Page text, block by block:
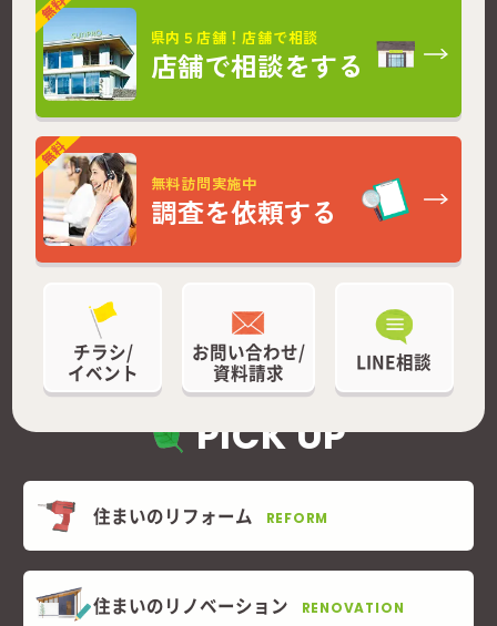
県内５店舗！店舗で相談
店舗で相談をする
無料訪問実施中
調査を依頼する
チラシ/
イベント
お問い合わせ/
資料請求
LINE相談
PICK UP
住まいのリフォーム REFORM
住まいのリノベーション RENOVATION